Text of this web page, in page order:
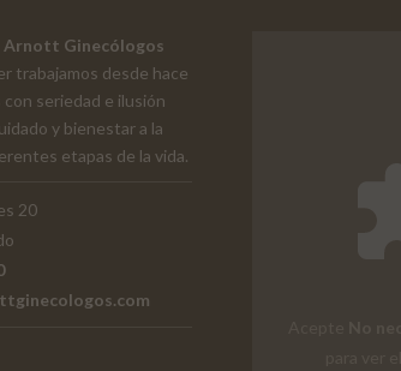
Arnott Ginecólogos
trabajamos desde hace
con seriedad e ilusión
y bienestar a la
etapas de la vida.
20